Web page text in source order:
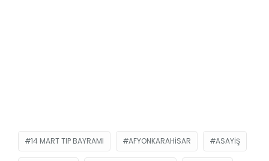
14 MART TIP BAYRAMI AFYONKARAHISAR ASAYIŞ